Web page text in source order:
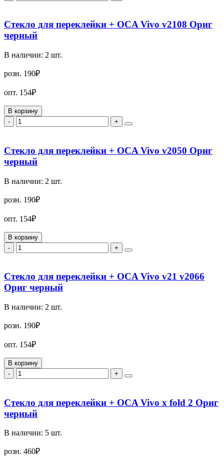
Стекло для переклейки + OCA Vivo v2108 Ориг
черный
В наличии: 2 шт.
розн. 190₽
опт. 154₽
В корзину
-
+
Стекло для переклейки + OCA Vivo v2050 Ориг
черный
В наличии: 2 шт.
розн. 190₽
опт. 154₽
В корзину
-
+
Стекло для переклейки + OCA Vivo v21 v2066
Ориг черный
В наличии: 2 шт.
розн. 190₽
опт. 154₽
В корзину
-
+
Стекло для переклейки + OCA Vivo x fold 2 Ориг
черный
В наличии: 5 шт.
розн. 460₽